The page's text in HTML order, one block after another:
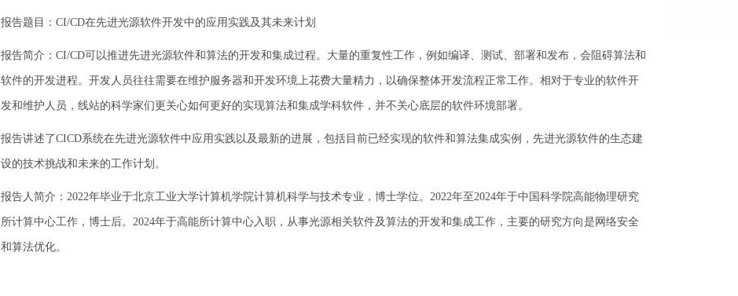
报告题目：CI/CD在先进光源软件开发中的应用实践及其未来计划
报告简介：CI/CD可以推进先进光源软件和算法的开发和集成过程。大量的重复性工作，例如编译、测试、部署和发布，会阻碍算法和
软件的开发进程。开发人员往往需要在维护服务器和开发环境上花费大量精力，以确保整体开发流程正常工作。相对于专业的软件开
发和维护人员，线站的科学家们更关心如何更好的实现算法和集成学科软件，并不关心底层的软件环境部署。
报告讲述了CICD系统在先进光源软件中应用实践以及最新的进展，包括目前已经实现的软件和算法集成实例，先进光源软件的生态建
设的技术挑战和未来的工作计划。
报告人简介：2022年毕业于北京工业大学计算机学院计算机科学与技术专业，博士学位。2022年至2024年于中国科学院高能物理研究
所计算中心工作，博士后。2024年于高能所计算中心入职，从事光源相关软件及算法的开发和集成工作，主要的研究方向是网络安全
和算法优化。